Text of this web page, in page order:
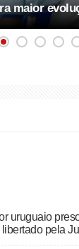
maior
uruguaio
pela